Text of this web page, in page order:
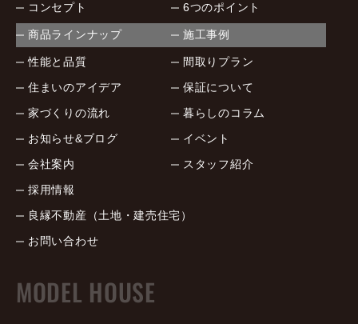
コンセプト 6つのポイント
商品ラインナップ 施工事例
性能と品質
間取りプラン
住まいのアイデア
保証について
家づくりの流れ
暮らしのコラム
お知らせ&ブログ
イベント
会社案内
スタッフ紹介
採用情報
良縁不動産（土地・建売住宅）
お問い合わせ
MODEL HOUSE